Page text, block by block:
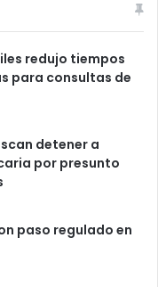
redujo tiempos
para consultas de
detener a
por presunto
paso regulado en